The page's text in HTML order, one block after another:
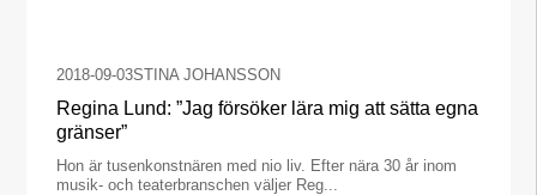
2018-09-03STINA JOHANSSON
Regina Lund: ”Jag försöker lära mig att sätta egna
gränser”
Hon är tusenkonstnären med nio liv. Efter nära 30 år inom
musik- och teaterbranschen väljer Reg...